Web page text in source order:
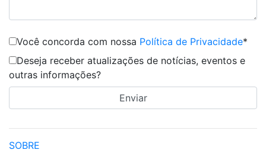
Você concorda com nossa Política de Privacidade*
Deseja receber atualizações de notícias, eventos e
outras informações?
SOBRE